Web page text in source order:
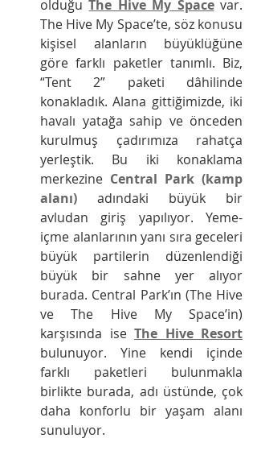
olduğu The Hive My Space var.
The Hive My Space’te, söz konusu
kişisel alanların büyüklüğüne
göre farklı paketler tanımlı. Biz,
“Tent 2” paketi dâhilinde
konakladık. Alana gittiğimizde, iki
havalı yatağa sahip ve önceden
kurulmuş çadırımıza rahatça
yerleştik. Bu iki konaklama
merkezine Central Park (kamp
alanı) adındaki büyük bir
avludan giriş yapılıyor. Yeme-
içme alanlarının yanı sıra geceleri
büyük partilerin düzenlendiği
büyük bir sahne yer alıyor
burada. Central Park’ın (The Hive
ve The Hive My Space’in)
karşısında ise The Hive Resort
bulunuyor. Yine kendi içinde
farklı paketleri bulunmakla
birlikte burada, adı üstünde, çok
daha konforlu bir yaşam alanı
sunuluyor.